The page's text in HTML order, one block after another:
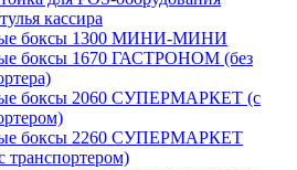
кассира
боксы 1300 МИНИ-МИНИ
боксы 1670 ГАСТРОНОМ (без
боксы 2060 СУПЕРМАРКЕТ (с
боксы 2260 СУПЕРМАРКЕТ
транспортером)